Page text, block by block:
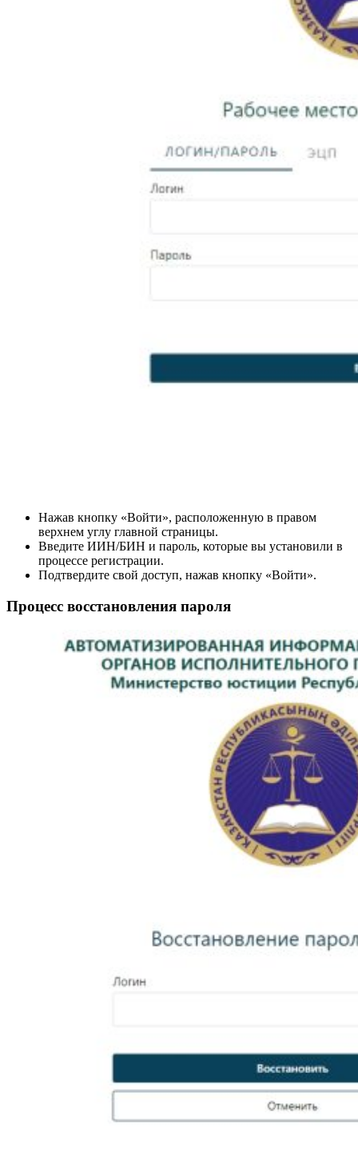
Нажав кнопку «Войти», расположенную в правом
верхнем углу главной страницы.
Введите ИИН/БИН и пароль, которые вы установили в
процессе регистрации.
Подтвердите свой доступ, нажав кнопку «Войти».
Процесс восстановления пароля